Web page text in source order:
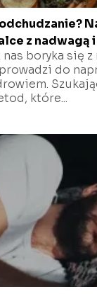
z nadwagą i
boryka się z
do
które...